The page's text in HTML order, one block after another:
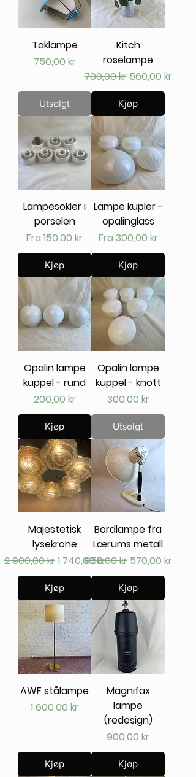
Taklampe
Pris
750,00 kr
Utsolgt
Kitch
roselampe
Vanlig pris
700,00 kr Salgspris
560,00 kr
Kjøp
Lampesokler i
porselen
Fra 150,00 kr
Salgspris
Kjøp
Lampe kupler -
opalinglass
Fra 300,00 kr
Salgspris
Kjøp
Opalin lampe
kuppel - rund
Pris
200,00 kr
Kjøp
Opalin lampe
kuppel - knott
Pris
300,00 kr
Utsolgt
Majestetisk
lysekrone
Vanlig pris
2 900,00 krSalgspris
1 740,00 kr
Kjøp
Bordlampe fra
Lærums metall
Vanlig pris
950,00 kr Salgspris
570,00 kr
Kjøp
AWF stålampe
Pris
1 600,00 kr
Kjøp
Magnifax
lampe
(redesign)
Pris
900,00 kr
Kjøp